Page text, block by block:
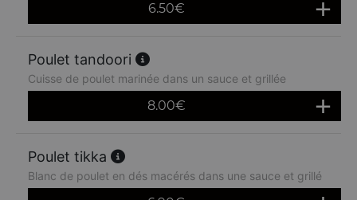
6.50€
Poulet tandoori
Cuisse de poulet marinée dans un sauce et grillée
8.00€
Poulet tikka
Blanc de poulet en dés macérés dans une sauce et grillé